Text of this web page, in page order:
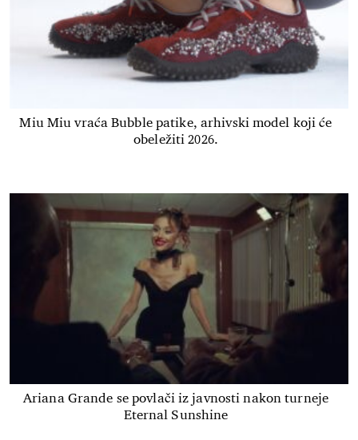
Miu Miu vraća Bubble patike, arhivski model koji će
obeležiti 2026.
Ariana Grande se povlači iz javnosti nakon turneje
Eternal Sunshine